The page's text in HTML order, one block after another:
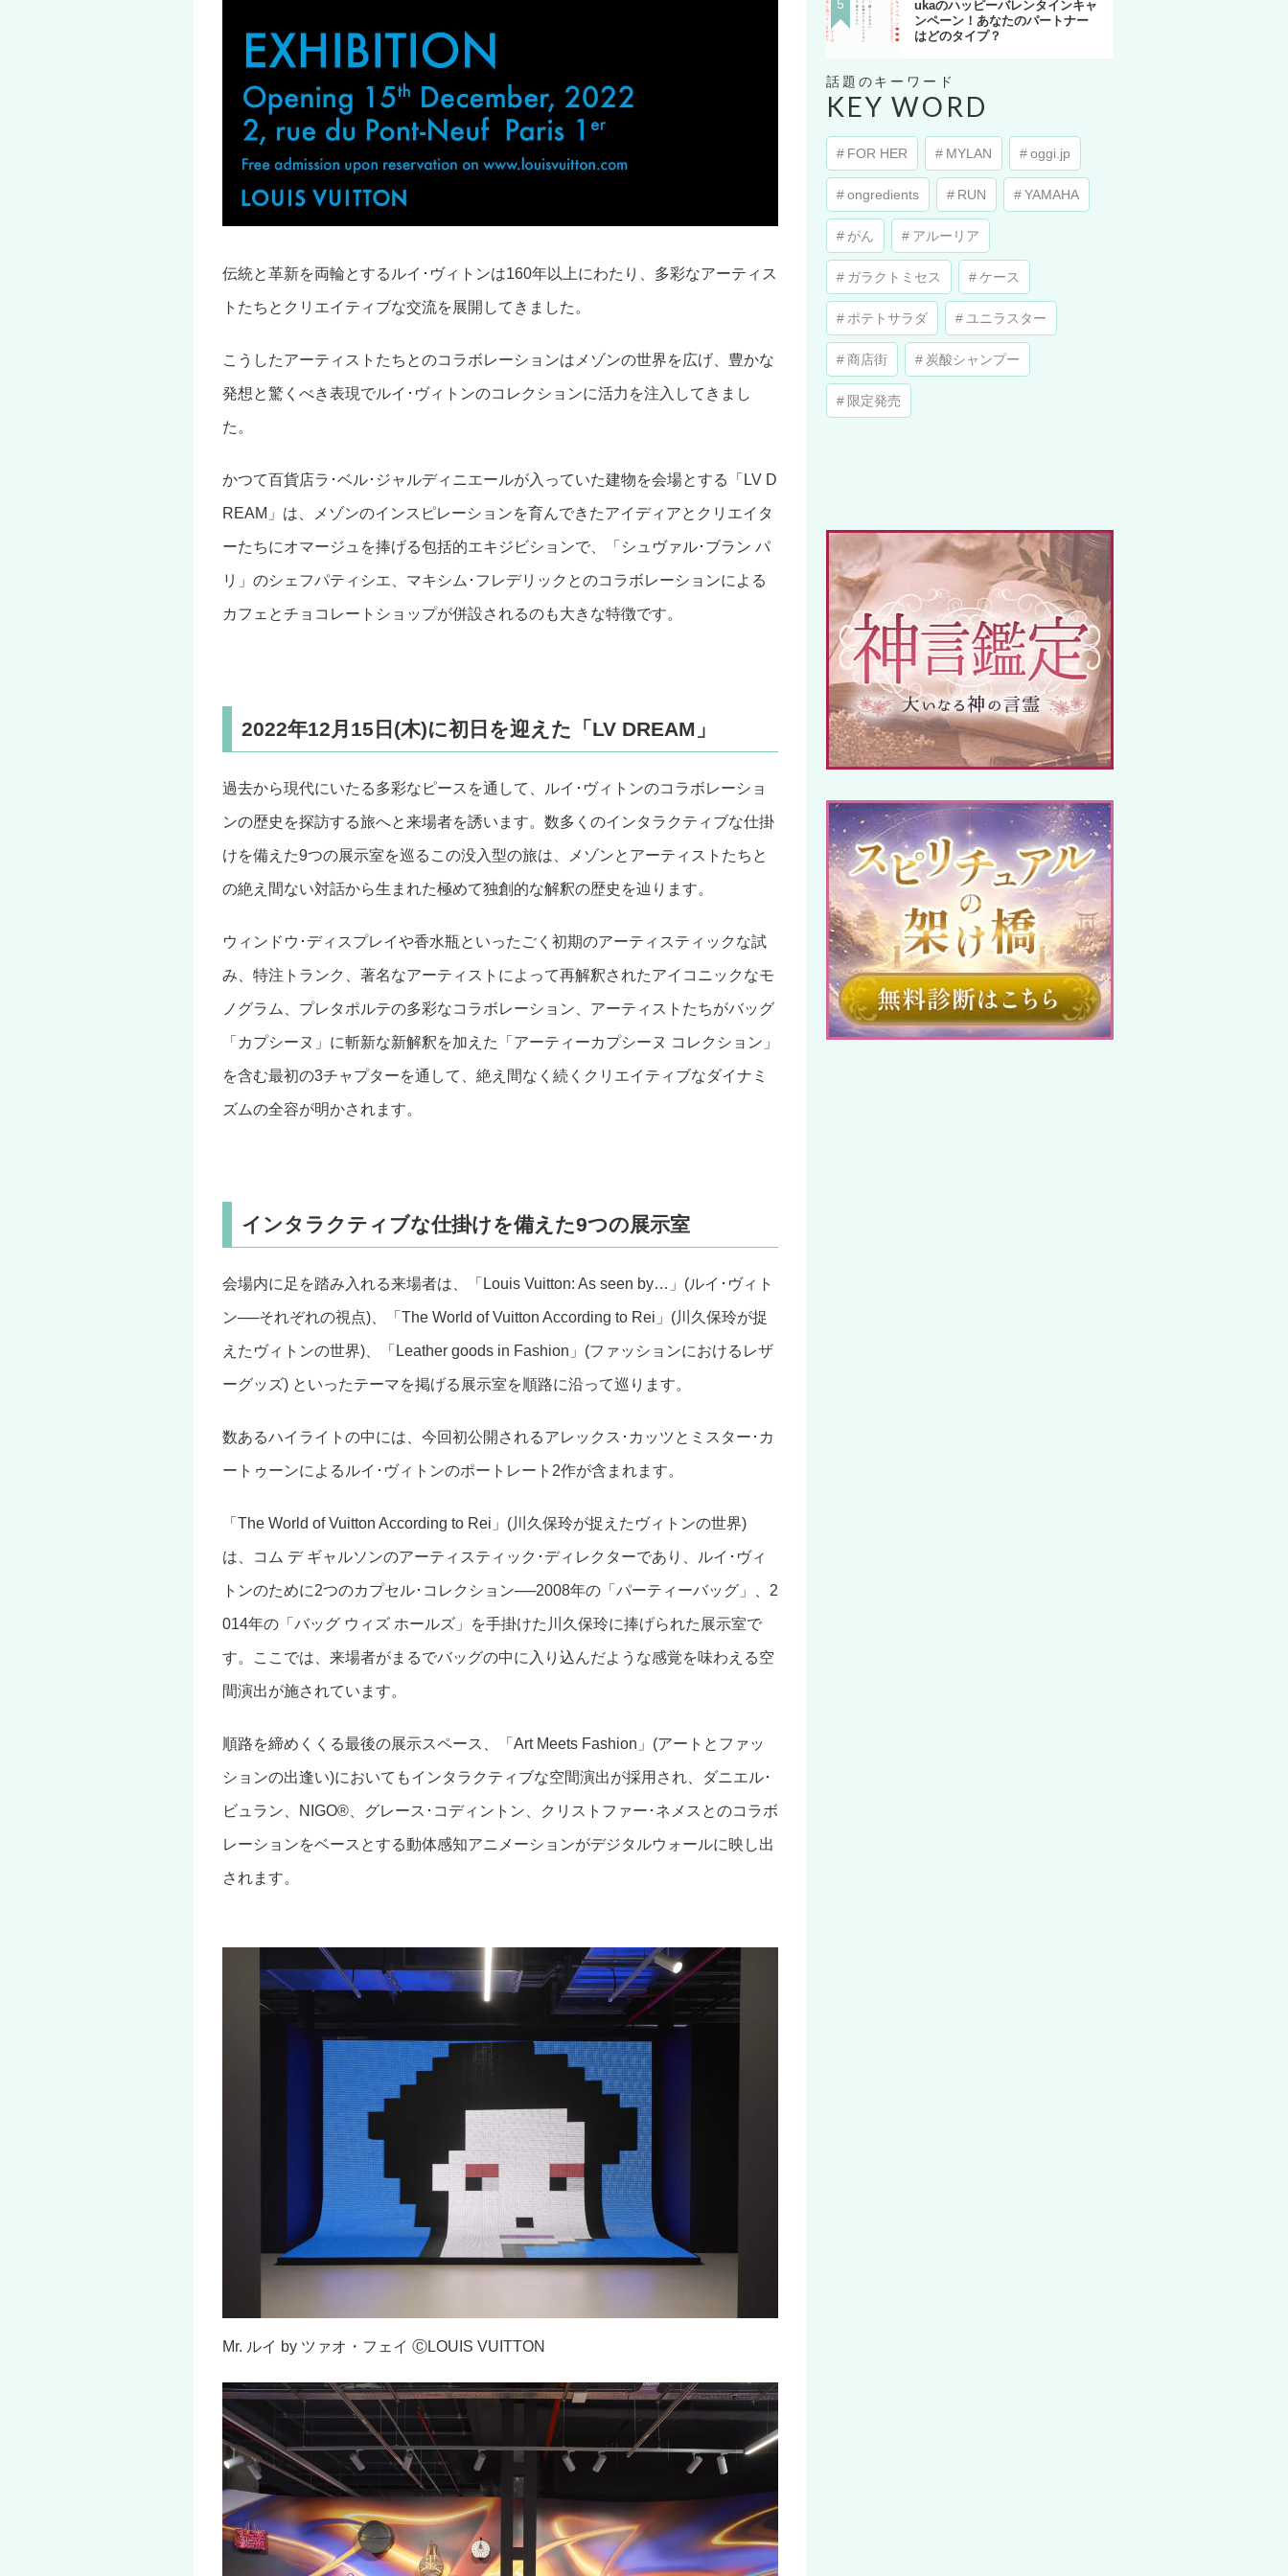
伝統と革新を両輪とするルイ･ヴィトンは160年以上にわたり、多彩なアーティス
トたちとクリエイティブな交流を展開してきました。
こうしたアーティストたちとのコラボレーションはメゾンの世界を広げ、豊かな
発想と驚くべき表現でルイ･ヴィトンのコレクションに活力を注入してきまし
た。
かつて百貨店ラ･ベル･ジャルディニエールが入っていた建物を会場とする「LV D
REAM」は、メゾンのインスピレーションを育んできたアイディアとクリエイタ
ーたちにオマージュを捧げる包括的エキジビションで、「シュヴァル･ブラン パ
リ」のシェフパティシエ、マキシム･フレデリックとのコラボレーションによる
カフェとチョコレートショップが併設されるのも大きな特徴です。
2022年12月15日(木)に初日を迎えた「LV DREAM」
過去から現代にいたる多彩なピースを通して、ルイ･ヴィトンのコラボレーショ
ンの歴史を探訪する旅へと来場者を誘います。数多くのインタラクティブな仕掛
けを備えた9つの展示室を巡るこの没入型の旅は、メゾンとアーティストたちと
の絶え間ない対話から生まれた極めて独創的な解釈の歴史を辿ります。
ウィンドウ･ディスプレイや香水瓶といったごく初期のアーティスティックな試
み、特注トランク、著名なアーティストによって再解釈されたアイコニックなモ
ノグラム、プレタポルテの多彩なコラボレーション、アーティストたちがバッグ
「カプシーヌ」に斬新な新解釈を加えた「アーティーカプシーヌ コレクション」
を含む最初の3チャプターを通して、絶え間なく続くクリエイティブなダイナミ
ズムの全容が明かされます。
インタラクティブな仕掛けを備えた9つの展示室
会場内に足を踏み入れる来場者は、「Louis Vuitton: As seen by…」(ルイ･ヴィト
ン──それぞれの視点)、「The World of Vuitton According to Rei」(川久保玲が捉
えたヴィトンの世界)、「Leather goods in Fashion」(ファッションにおけるレザ
ーグッズ) といったテーマを掲げる展示室を順路に沿って巡ります。
数あるハイライトの中には、今回初公開されるアレックス･カッツとミスター･カ
ートゥーンによるルイ･ヴィトンのポートレート2作が含まれます。
「The World of Vuitton According to Rei」(川久保玲が捉えたヴィトンの世界)
は、コム デ ギャルソンのアーティスティック･ディレクターであり、ルイ･ヴィ
トンのために2つのカプセル･コレクション──2008年の「パーティーバッグ」、2
014年の「バッグ ウィズ ホールズ」を手掛けた川久保玲に捧げられた展示室で
す。ここでは、来場者がまるでバッグの中に入り込んだような感覚を味わえる空
間演出が施されています。
順路を締めくくる最後の展示スペース、「Art Meets Fashion」(アートとファッ
ションの出逢い)においてもインタラクティブな空間演出が採用され、ダニエル･
ビュラン、NIGO®、グレース･コディントン、クリストファー･ネメスとのコラボ
レーションをベースとする動体感知アニメーションがデジタルウォールに映し出
されます。
Mr. ルイ by ツァオ・フェイ ⒸLOUIS VUITTON
ukaのハッピーバレンタインキャ
ンペーン！あなたのパートナー
はどのタイプ？
KEY WORD
FOR HER MYLAN oggi.jp
ongredients RUN YAMAHA
がん アルーリア
ガラクトミセス ケース
ポテトサラダ ユニラスター
商店街 炭酸シャンプー
限定発売